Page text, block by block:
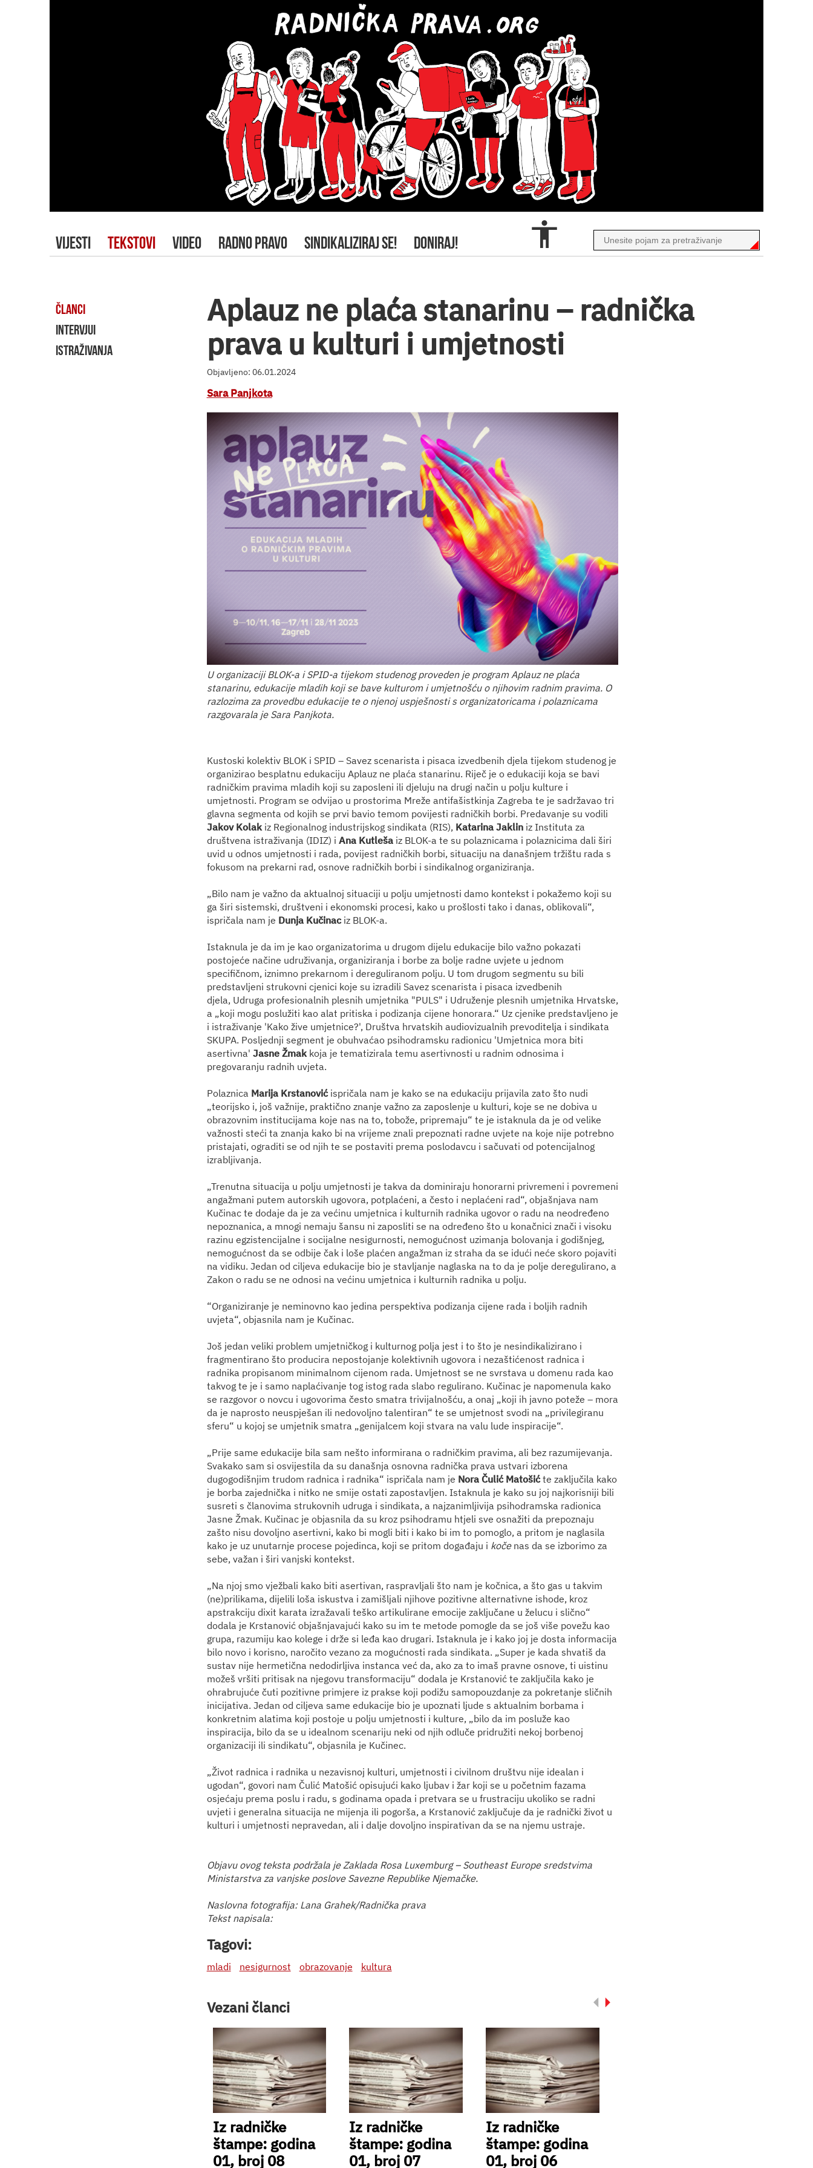
VIJESTI TEKSTOVI VIDEO RADNO PRAVO SINDIKALIZIRAJ SE! DONIRAJ!
ČLANCI
INTERVJUI
ISTRAŽIVANJA
Aplauz ne plaća stanarinu – radnička
prava u kulturi i umjetnosti
Objavljeno: 06.01.2024
Sara Panjkota
U organizaciji BLOK-a i SPID-a tijekom studenog proveden je program Aplauz ne plaća
stanarinu, edukacije mladih koji se bave kulturom i umjetnošću o njihovim radnim pravima. O
razlozima za provedbu edukacije te o njenoj uspješnosti s organizatoricama i polaznicama
razgovarala je Sara Panjkota.
Kustoski kolektiv BLOK i SPID – Savez scenarista i pisaca izvedbenih djela tijekom studenog je
organizirao besplatnu edukaciju Aplauz ne plaća stanarinu. Riječ je o edukaciji koja se bavi
radničkim pravima mladih koji su zaposleni ili djeluju na drugi način u polju kulture i
umjetnosti. Program se odvijao u prostorima Mreže antifašistkinja Zagreba te je sadržavao tri
glavna segmenta od kojih se prvi bavio temom povijesti radničkih borbi. Predavanje su vodili
Jakov Kolakiz Regionalnog industrijskog sindikata (RIS), Katarina Jakliniz Instituta za
društvena istraživanja (IDIZ) i Ana Kutlešaiz BLOK-a te su polaznicama i polaznicima dali širi
uvid u odnos umjetnosti i rada, povijest radničkih borbi, situaciju na današnjem tržištu rada s
fokusom na prekarni rad, osnove radničkih borbi i sindikalnog organiziranja.
„Bilo nam je važno da aktualnoj situaciji u polju umjetnosti damo kontekst i pokažemo koji su
ga širi sistemski, društveni i ekonomski procesi, kako u prošlosti tako i danas, oblikovali“,
ispričala nam je Dunja Kučinaciz BLOK-a.
Istaknula je da im je kao organizatorima u drugom dijelu edukacije bilo važno pokazati
postojeće načine udruživanja, organiziranja i borbe za bolje radne uvjete u jednom
specifičnom, iznimno prekarnom i dereguliranom polju. U tom drugom segmentu su bili
predstavljeni strukovni cjenici koje su izradili Savez scenarista i pisaca izvedbenih
djela, Udruga profesionalnih plesnih umjetnika "PULS" i Udruženje plesnih umjetnika Hrvatske,
a „koji mogu poslužiti kao alat pritiska i podizanja cijene honorara.“ Uz cjenike predstavljeno je
i istraživanje 'Kako žive umjetnice?', Društva hrvatskih audiovizualnih prevoditelja i sindikata
SKUPA. Posljednji segment je obuhvaćao psihodramsku radionicu 'Umjetnica mora biti
asertivna' Jasne Žmakkoja je tematizirala temu asertivnosti u radnim odnosima i
pregovaranju radnih uvjeta.
Polaznica Marija Krstanovićispričala nam je kako se na edukaciju prijavila zato što nudi
„teorijsko i, još važnije, praktično znanje važno za zaposlenje u kulturi, koje se ne dobiva u
obrazovnim institucijama koje nas na to, tobože, pripremaju“ te je istaknula da je od velike
važnosti steći ta znanja kako bi na vrijeme znali prepoznati radne uvjete na koje nije potrebno
pristajati, ograditi se od njih te se postaviti prema poslodavcu i sačuvati od potencijalnog
izrabljivanja.
„Trenutna situacija u polju umjetnosti je takva da dominiraju honorarni privremeni i povremeni
angažmani putem autorskih ugovora, potplaćeni, a često i neplaćeni rad“, objašnjava nam
Kučinac te dodaje da je za većinu umjetnica i kulturnih radnika ugovor o radu na neodređeno
nepoznanica, a mnogi nemaju šansu ni zaposliti se na određeno što u konačnici znači i visoku
razinu egzistencijalne i socijalne nesigurnosti, nemogućnost uzimanja bolovanja i godišnjeg,
nemogućnost da se odbije čak i loše plaćen angažman iz straha da se idući neće skoro pojaviti
na vidiku. Jedan od ciljeva edukacije bio je stavljanje naglaska na to da je polje deregulirano, a
Zakon o radu se ne odnosi na većinu umjetnica i kulturnih radnika u polju.
“Organiziranje je neminovno kao jedina perspektiva podizanja cijene rada i boljih radnih
uvjeta“, objasnila nam je Kučinac.
Još jedan veliki problem umjetničkog i kulturnog polja jest i to što je nesindikalizirano i
fragmentirano što producira nepostojanje kolektivnih ugovora i nezaštićenost radnica i
radnika propisanom minimalnom cijenom rada. Umjetnost se ne svrstava u domenu rada kao
takvog te je i samo naplaćivanje tog istog rada slabo regulirano. Kučinac je napomenula kako
se razgovor o novcu i ugovorima često smatra trivijalnošću, a onaj „koji ih javno poteže – mora
da je naprosto neuspješan ili nedovoljno talentiran“ te se umjetnost svodi na „privilegiranu
sferu“ u kojoj se umjetnik smatra „genijalcem koji stvara na valu lude inspiracije“.
„Prije same edukacije bila sam nešto informirana o radničkim pravima, ali bez razumijevanja.
Svakako sam si osvijestila da su današnja osnovna radnička prava ustvari izborena
dugogodišnjim trudom radnica i radnika“ ispričala nam je Nora Čulić Matošićte zaključila kako
je borba zajednička i nitko ne smije ostati zapostavljen. Istaknula je kako su joj najkorisniji bili
susreti s članovima strukovnih udruga i sindikata, a najzanimljivija psihodramska radionica
Jasne Žmak. Kučinac je objasnila da su kroz psihodramu htjeli sve osnažiti da prepoznaju
zašto nisu dovoljno asertivni, kako bi mogli biti i kako bi im to pomoglo, a pritom je naglasila
kako je uz unutarnje procese pojedinca, koji se pritom događaju i koče nas da se izborimo za
sebe, važan i širi vanjski kontekst.
„Na njoj smo vježbali kako biti asertivan, raspravljali što nam je kočnica, a što gas u takvim
(ne)prilikama, dijelili loša iskustva i zamišljali njihove pozitivne alternativne ishode, kroz
apstrakciju dixit karata izražavali teško artikulirane emocije zaključane u želucu i slično“
dodala je Krstanović objašnjavajući kako su im te metode pomogle da se još više povežu kao
grupa, razumiju kao kolege i drže si leđa kao drugari. Istaknula je i kako joj je dosta informacija
bilo novo i korisno, naročito vezano za mogućnosti rada sindikata. „Super je kada shvatiš da
sustav nije hermetična nedodirljiva instanca već da, ako za to imaš pravne osnove, ti uistinu
možeš vršiti pritisak na njegovu transformaciju“ dodala je Krstanović te zaključila kako je
ohrabrujuće čuti pozitivne primjere iz prakse koji podižu samopouzdanje za pokretanje sličnih
inicijativa. Jedan od ciljeva same edukacije bio je upoznati ljude s aktualnim borbama i
konkretnim alatima koji postoje u polju umjetnosti i kulture, „bilo da im posluže kao
inspiracija, bilo da se u idealnom scenariju neki od njih odluče pridružiti nekoj borbenoj
organizaciji ili sindikatu“, objasnila je Kučinec.
„Život radnica i radnika u nezavisnoj kulturi, umjetnosti i civilnom društvu nije idealan i
ugodan“, govori nam Čulić Matošić opisujući kako ljubav i žar koji se u početnim fazama
osjećaju prema poslu i radu, s godinama opada i pretvara se u frustraciju ukoliko se radni
uvjeti i generalna situacija ne mijenja ili pogorša, a Krstanović zaključuje da je radnički život u
kulturi i umjetnosti nepravedan, ali i dalje dovoljno inspirativan da se na njemu ustraje.
Objavu ovog teksta podržala je Zaklada Rosa Luxemburg – Southeast Europe sredstvima
Ministarstva za vanjske poslove Savezne Republike Njemačke.
Naslovna fotografija: Lana Grahek/Radnička prava
Tekst napisala:
Tagovi:
mladi nesigurnost obrazovanje kultura
Vezani članci
Iz radničke
štampe: godina
01, broj 08
Iz radničke
štampe: godina
01, broj 07
Iz radničke
štampe: godina
01, broj 06